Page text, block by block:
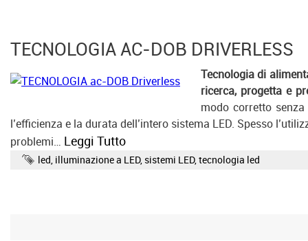
TECNOLOGIA AC-DOB DRIVERLESS
Tecnologia di
ricerca, progetta e
modo corretto
l’efficienza e la durata dell’intero sistema LED. Spesso
problemi… Leggi Tutto
led, illuminazione a LED, sistemi LED,tecnologia led